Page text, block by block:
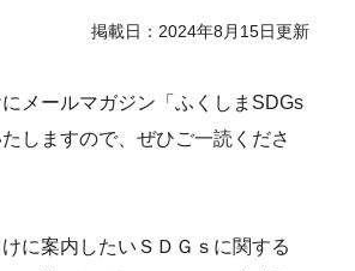
掲載日：2024年8月15日更新
メールマガジン「ふくしまSDGs
しますので、ぜひご一読くださ
に案内したいＳＤＧｓに関する